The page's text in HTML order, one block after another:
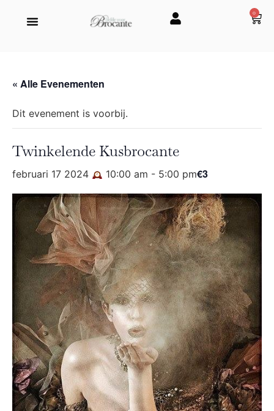
0
« Alle Evenementen
Dit evenement is voorbij.
Twinkelende Kusbrocante
februari 17 2024 10:00 am - 5:00 pm€3